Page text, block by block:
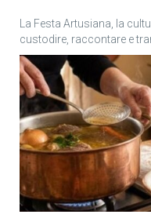
La Festa Artusiana, la
custodire, raccontare e